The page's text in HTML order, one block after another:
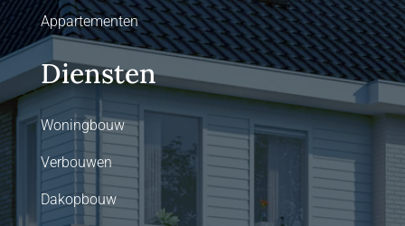
Appartementen
Diensten
Woningbouw
Verbouwen
Dakopbouw